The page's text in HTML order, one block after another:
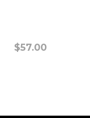
$57.00